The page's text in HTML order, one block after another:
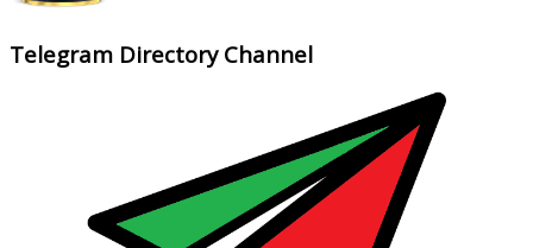
Telegram Directory Channel